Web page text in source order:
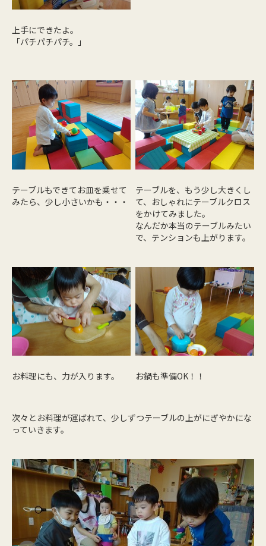
上手にできたよ。
「パチパチパチ。」
テーブルもできてお皿を乗せて
みたら、少し小さいかも・・・
テーブルを、もう少し大きくし
て、おしゃれにテーブルクロス
をかけてみました。
なんだか本当のテーブルみたい
で、テンションも上がります。
お料理にも、力が入ります。 お鍋も準備OK！！
次々とお料理が運ばれて、少しずつテーブルの上がにぎやかにな
っていきます。